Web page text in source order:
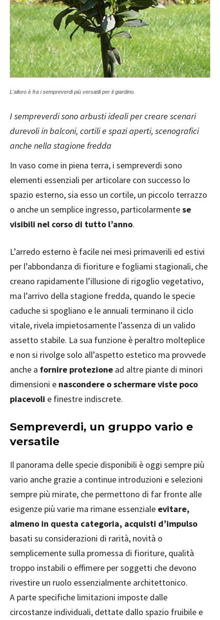
L'alloro è fra i sempreverdi più versatili per il giardino.
I sempreverdi sono arbusti ideali per creare scenari
durevoli in balconi, cortili e spazi aperti, scenografici
anche nella stagione fredda
In vaso come in piena terra, i sempreverdi sono
elementi essenziali per articolare con successo lo
spazio esterno, sia esso un cortile, un piccolo terrazzo
o anche un semplice ingresso, particolarmentese
visibili nel corso di tutto l’anno.
L’arredo esterno è facile nei mesi primaverili ed estivi
per l’abbondanza di fioriture e fogliami stagionali, che
creano rapidamente l’illusione di rigoglio vegetativo,
ma l’arrivo della stagione fredda, quando le specie
caduche si spogliano e le annuali terminano il ciclo
vitale, rivela impietosamente l’assenza di un valido
assetto stabile. La sua funzione è peraltro molteplice
e non si rivolge solo all’aspetto estetico ma provvede
anche a fornire protezione ad altre piante di minori
dimensioni e nascondere o schermare viste poco
piacevoli e finestre indiscrete.
Sempreverdi, un gruppo vario e
versatile
Il panorama delle specie disponibili è oggi sempre più
vario anche grazie a continue introduzioni e selezioni
sempre più mirate, che permettono di far fronte alle
esigenze più varie ma rimane essenziale evitare,
almeno in questa categoria, acquisti d’impulso
basati su considerazioni di rarità, novità o
semplicemente sulla promessa di fioriture, qualità
troppo instabili o effimere per soggetti che devono
rivestire un ruolo essenzialmente architettonico.
A parte specifiche limitazioni imposte dalle
circostanze individuali, dettate dallo spazio fruibile e